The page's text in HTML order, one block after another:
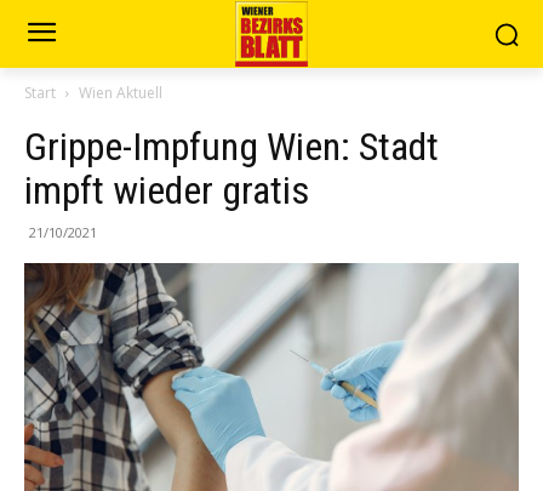
Start Wien Aktuell
Grippe-Impfung Wien: Stadt
impft wieder gratis
21/10/2021